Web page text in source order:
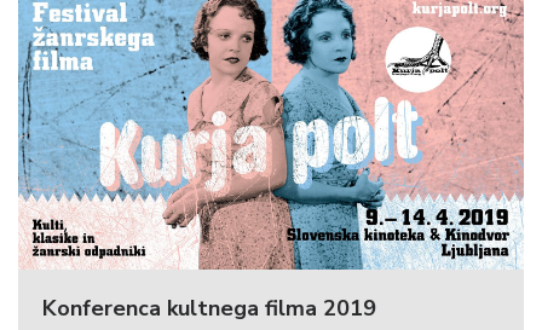
Konferenca kultnega filma 2019